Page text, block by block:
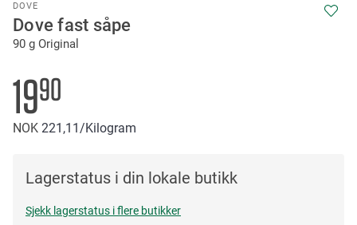
DOVE
Dove fast såpe
90 g Original
1990
NOK 221 11/Kilogram
Lagerstatus i din lokale butikk
Sjekk lagerstatus i flere butikker
to
the
beginning
the
images
gallery